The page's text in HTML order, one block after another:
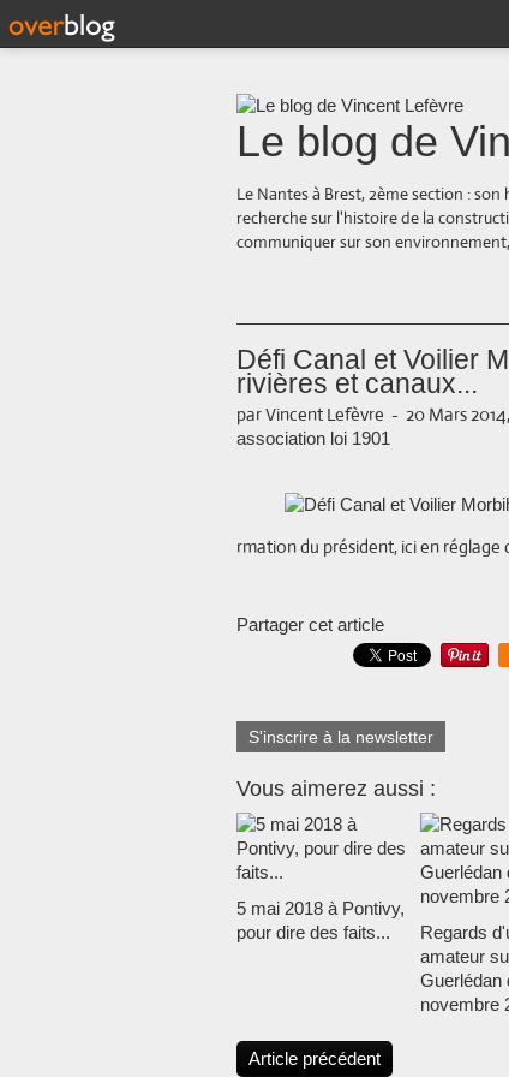
Le blog de
Le Nantes à Brest, 2ème section :
recherche sur l'histoire de la
communiquer sur son
Défi Canal et Voilier
rivières et canaux...
par Vincent Lefèvre - 20 Mars
association loi 1901
rmation du président, ici en réglage
Partager cet article
S'inscrire à la newsletter
Vous aimerez aussi :
5 mai 2018 à Pontivy,
pour dire des faits...
Regards
amateur
Guerlédan
novembre
Article précédent